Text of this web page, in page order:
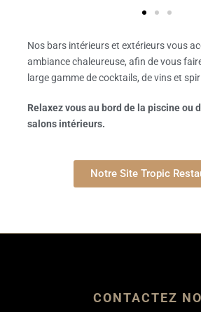
Nos bars intérieurs et extérieurs vous
ambiance chaleureuse, afin de vous
large gamme de cocktails, de vins et
Relaxez vous au bord de la piscine ou
salons intérieurs.
Notre Site Tropic
CONTACTEZ